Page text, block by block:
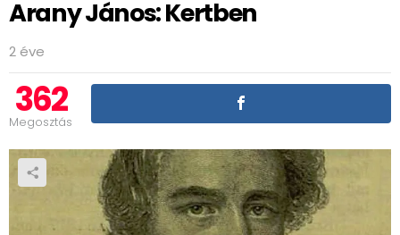
Arany János: Kertben
2 éve
362
Megosztás